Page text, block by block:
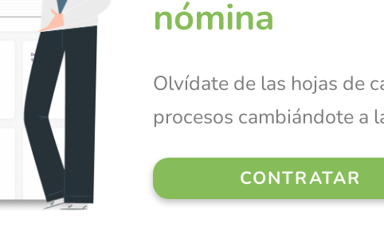
nómina
Olvídate de las hojas de
procesos cambiándote a
CONTRATAR